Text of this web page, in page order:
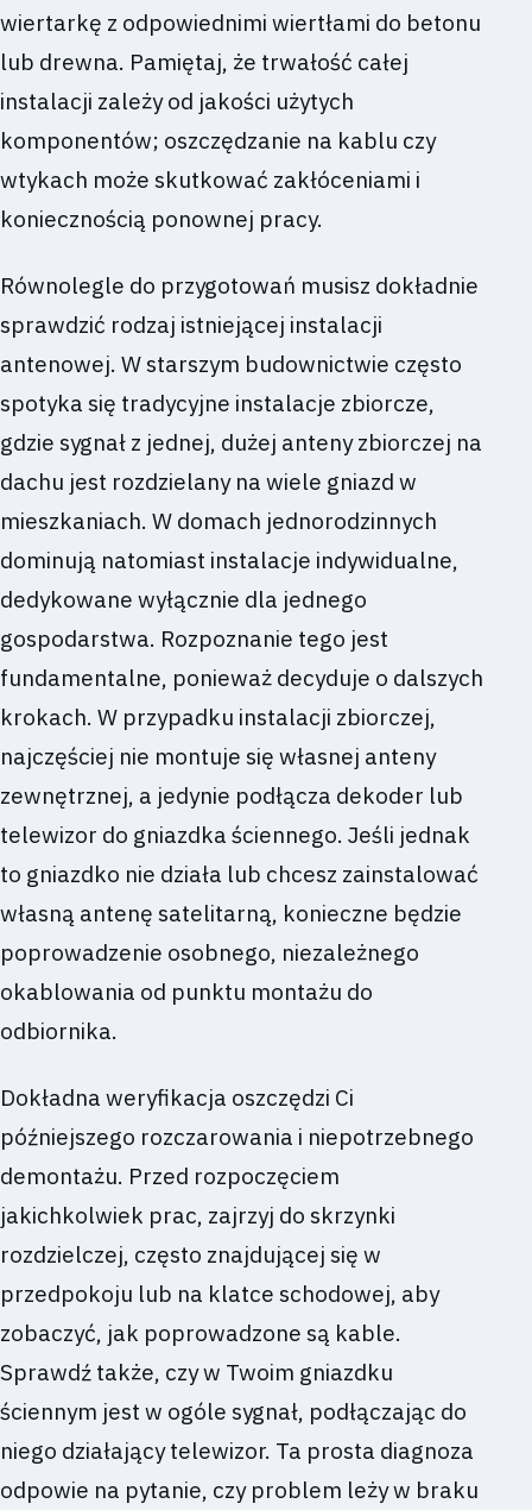
wiertarkę z odpowiednimi wiertłami do betonu
lub drewna. Pamiętaj, że trwałość całej
instalacji zależy od jakości użytych
komponentów; oszczędzanie na kablu czy
wtykach może skutkować zakłóceniami i
koniecznością ponownej pracy.
Równolegle do przygotowań musisz dokładnie
sprawdzić rodzaj istniejącej instalacji
antenowej. W starszym budownictwie często
spotyka się tradycyjne instalacje zbiorcze,
gdzie sygnał z jednej, dużej anteny zbiorczej na
dachu jest rozdzielany na wiele gniazd w
mieszkaniach. W domach jednorodzinnych
dominują natomiast instalacje indywidualne,
dedykowane wyłącznie dla jednego
gospodarstwa. Rozpoznanie tego jest
fundamentalne, ponieważ decyduje o dalszych
krokach. W przypadku instalacji zbiorczej,
najczęściej nie montuje się własnej anteny
zewnętrznej, a jedynie podłącza dekoder lub
telewizor do gniazdka ściennego. Jeśli jednak
to gniazdko nie działa lub chcesz zainstalować
własną antenę satelitarną, konieczne będzie
poprowadzenie osobnego, niezależnego
okablowania od punktu montażu do
odbiornika.
Dokładna weryfikacja oszczędzi Ci
późniejszego rozczarowania i niepotrzebnego
demontażu. Przed rozpoczęciem
jakichkolwiek prac, zajrzyj do skrzynki
rozdzielczej, często znajdującej się w
przedpokoju lub na klatce schodowej, aby
zobaczyć, jak poprowadzone są kable.
Sprawdź także, czy w Twoim gniazdku
ściennym jest w ogóle sygnał, podłączając do
niego działający telewizor. Ta prosta diagnoza
odpowie na pytanie, czy problem leży w braku